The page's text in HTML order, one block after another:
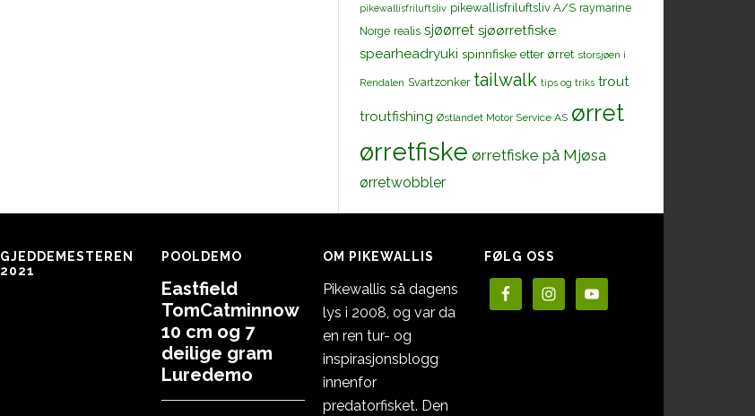
pikewallisfriluftsliv pikewallisfriluftsliv A/S raymarine
Norge realis sjøørret sjøørretfiske
spearheadryuki spinnfiske etter ørret storsjøen i
Rendalen Svartzonker tailwalk tips og triks trout
troutfishing Østlandet Motor Service AS ørret
ørretfiske ørretfiske på Mjøsa
ørretwobbler
GJEDDEMESTEREN
2021
POOLDEMO
Eastfield
TomCatminnow
10 cm og 7
deilige gram
Luredemo
OM PIKEWALLIS
Pikewallis så dagens
lys i 2008, og var da
en ren tur- og
inspirasjonsblogg
innenfor
predatorfisket. Den
FØLG OSS